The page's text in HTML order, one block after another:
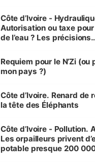
Côte d’Ivoire -
Autorisation ou taxe
de l’eau ? Les précisions
Requiem pour le N’Zi (ou
mon pays ?)
Côte d’Ivoire. Renard de
la tête des Éléphants
Côte d’Ivoire - Pollution.
Les orpailleurs privent
potable presque 200